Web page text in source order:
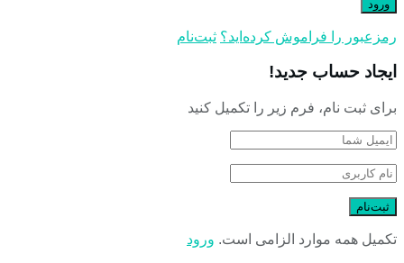
رمز‌عبور را فراموش کرده‌اید؟ ثبت‌نام
ایجاد حساب جدید!
برای ثبت نام، فرم زیر را تکمیل کنید
تکمیل همه موارد الزامی است. ورود